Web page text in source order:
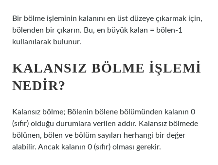
Bir bölme işleminin kalanını en üst düzeye çıkarmak için,
bölenden bir çıkarın. Bu, en büyük kalan = bölen-1
kullanılarak bulunur.
KALANSIZ BÖLME IŞLEMI
NEDIR?
Kalansız bölme; Bölenin bölene bölümünden kalanın 0
(sıfır) olduğu durumlara verilen addır. Kalansız bölmede
bölünen, bölen ve bölüm sayıları herhangi bir değer
alabilir. Ancak kalanın 0 (sıfır) olması gerekir.